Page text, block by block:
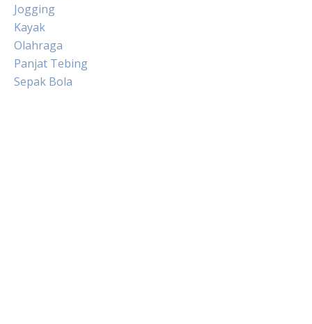
Jogging
Kayak
Olahraga
Panjat Tebing
Sepak Bola